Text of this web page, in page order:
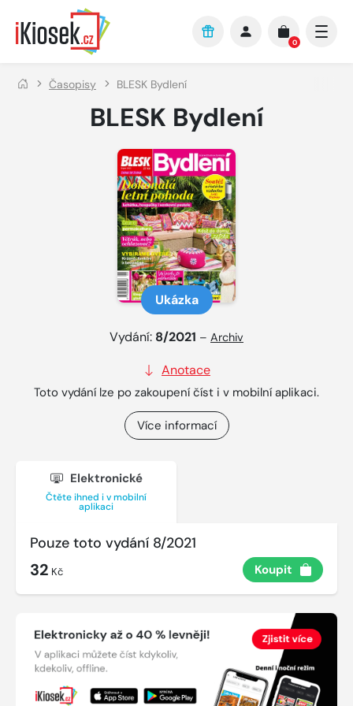
Přejít na hlavní obsah
0
Časopisy BLESK Bydlení
BLESK Bydlení
Ukázka
Vydání: 8/2021 – Archiv
Anotace
Toto vydání lze po zakoupení číst i v mobilní aplikaci.
Více informací
Elektronické
Čtěte ihned i v mobilní
aplikaci
Pouze toto vydání 8/2021
32 Kč Koupit